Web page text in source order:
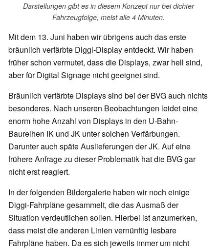
Darstellungen gibt es in diesem Konzept nur bei dichter
Fahrzeugfolge, meist alle 4 Minuten.
Mit dem 13. Juni haben wir übrigens auch das erste
bräunlich verfärbte Diggi-Display entdeckt. Wir haben
früher schon vermutet, dass die Displays, zwar hell sind,
aber für Digital Signage nicht geeignet sind.
Bräunlich verfärbte Displays sind bei der BVG auch nichts
besonderes. Nach unseren Beobachtungen leidet eine
enorm hohe Anzahl von Displays in den U-Bahn-
Baureihen IK und JK unter solchen Verfärbungen.
Darunter auch späte Auslieferungen der JK. Auf eine
frühere Anfrage zu dieser Problematik hat die BVG gar
nicht erst reagiert.
In der folgenden Bildergalerie haben wir noch einige
Diggi-Fahrpläne gesammelt, die das Ausmaß der
Situation verdeutlichen sollen. Hierbei ist anzumerken,
dass meist die anderen Linien vernünftig lesbare
Fahrpläne haben. Da es sich jeweils immer um nicht